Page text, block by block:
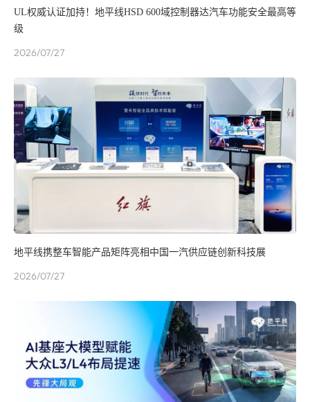
UL权威认证加持！地平线HSD 600域控制器达汽车功能安全最高等
级
2026/07/27
地平线携整车智能产品矩阵亮相中国一汽供应链创新科技展
2026/07/27